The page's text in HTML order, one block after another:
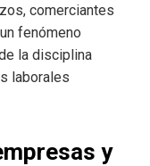
comerciantes
fenómeno
la disciplina
laborales
y